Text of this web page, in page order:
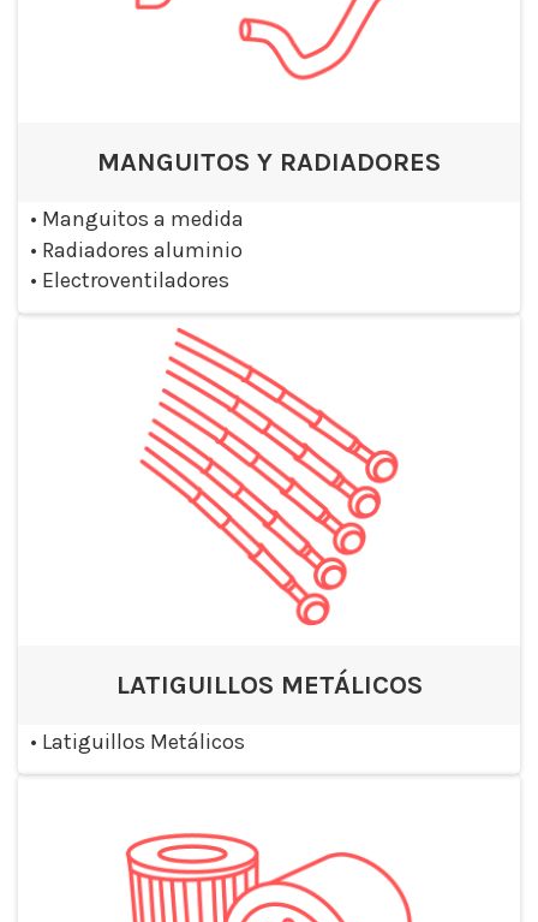
MANGUITOS Y RADIADORES
• Manguitos a medida
• Radiadores aluminio
• Electroventiladores
LATIGUILLOS METÁLICOS
• Latiguillos Metálicos